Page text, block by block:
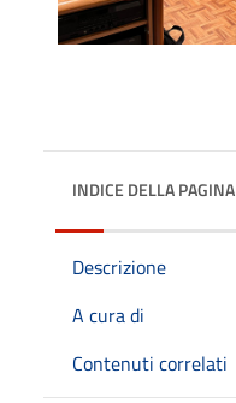
INDICE DELLA PAGINA
Descrizione
A cura di
Contenuti correlati